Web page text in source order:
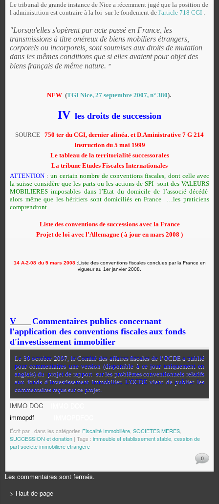
Le tribunal de grande instance de Nice a récemment jugé que la position de
l administrtion est contraire à la loi sur le fondement de l'article 718 CGI :
"Lorsqu'elles s'opèrent par acte passé en France, les
transmissions à titre onéreux de biens mobiliers étrangers,
corporels ou incorporels, sont soumises aux droits de mutation
dans les mêmes conditions que si elles avaient pour objet des
biens français de même nature. "
NEW (TGI Nice, 27 septembre 2007, n° 380).
IV les droits de succession
SOURCE 750 ter du CGI, dernier alinéa. et D.Aministrative 7 G 214
Instruction du 5 mai 1999
Le tableau de la territorialité successorales
La tribune Etudes Fiscales Internationales
ATTENTION :un certain nombre de conventions fiscales, dont celle avec
la suisse considère que les parts ou les actions de SPI sont des VALEURS
MOBILIERES imposables dans l’Etat du domicile de l’associé décédé
alors même que les héritiers sont domiciliés en France …les praticiens
comprendront
Liste des conventions de successions avec la France
Projet de loi avec l’Allemagne ( à jour en mars 2008 )
14 A-2-08 du 5 mars 2008:Liste des conventions fiscales conclues par la France en
vigueur au 1er janvier 2008.
V
Commentaires publics concernant
l'application des conventions fiscalesaux fonds
d'investissement immobilier
Le 30 octobre 2007, le Comité des affaires fiscales de l’OCDE a publié
pour commentaires une version (disponible à ce jour uniquement en
anglais) du projet de rapportsur les problèmes conventionnels relatifs
aux fonds d’investissement immobilier. L'OCDE vient de publier les
commentaires reçus sur ce projet.
IMMO DOC
immopdf
Écrit par . dans les catégories Fiscalité Immobilière, SOCIETES MERES,
SUCCESSION et donation | Tags : immeuble et etablissement stable, cession de
part societe immobiliere etrangere
0
Les commentaires sont fermés.
> Haut de page